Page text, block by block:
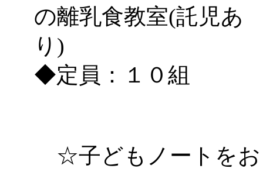
の離乳食教室(託児あ
り)
◆定員：１０組
☆子どもノートをお